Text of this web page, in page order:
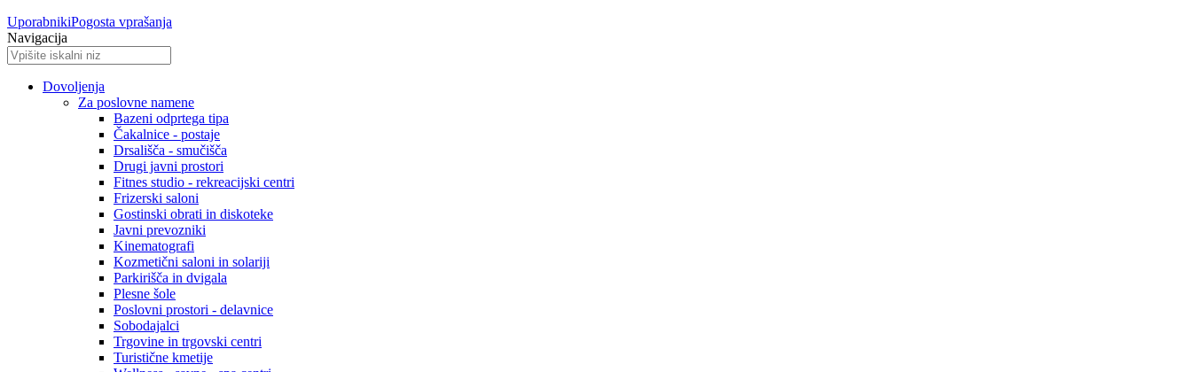
UporabnikiPogosta vprašanja
Navigacija
Dovoljenja
Za poslovne namene
Bazeni odprtega tipa
Čakalnice - postaje
Drsališča - smučišča
Drugi javni prostori
Fitnes studio - rekreacijski centri
Frizerski saloni
Gostinski obrati in diskoteke
Javni prevozniki
Kinematografi
Kozmetični saloni in solariji
Parkirišča in dvigala
Plesne šole
Poslovni prostori - delavnice
Sobodajalci
Trgovine in trgovski centri
Turistične kmetije